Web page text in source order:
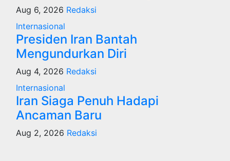
Aug 6, 2026 Redaksi
Internasional
Presiden Iran Bantah
Mengundurkan Diri
Aug 4, 2026 Redaksi
Internasional
Iran Siaga Penuh Hadapi
Ancaman Baru
Aug 2, 2026 Redaksi